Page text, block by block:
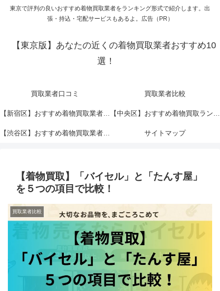
東京で評判の良いおすすめ着物買取業者をランキング形式で紹介します。出
張・持込・宅配サービスもあるよ。広告（PR）
【東京版】あなたの近くの着物買取業者おすすめ10
選！
買取業者口コミ 買取業者比較
【新宿区】おすすめ着物買取業者ランキングTOP10！ 【中央区】おすすめ着物買取ランキングTOP10！
【渋谷区】おすすめ着物買取業者ランキングTOP10！ サイトマップ
【着物買取】「バイセル」と「たんす屋」
を５つの項目で比較！
買取業者比較